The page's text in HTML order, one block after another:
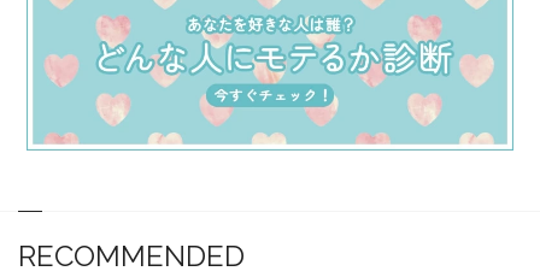
RECOMMENDED